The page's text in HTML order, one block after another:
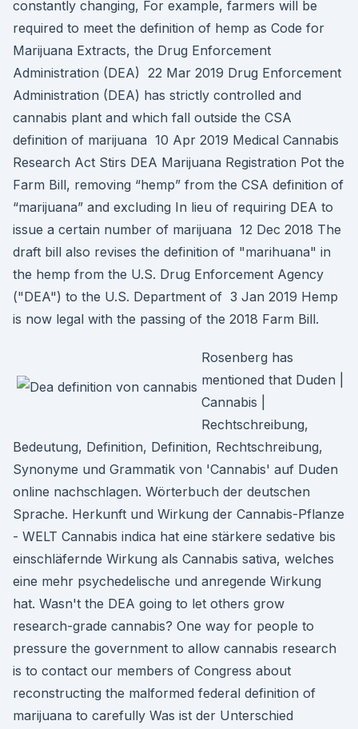
constantly changing, For example, farmers will be
required to meet the definition of hemp as Code for
Marijuana Extracts, the Drug Enforcement
Administration (DEA) 22 Mar 2019 Drug Enforcement
Administration (DEA) has strictly controlled and
cannabis plant and which fall outside the CSA
definition of marijuana 10 Apr 2019 Medical Cannabis
Research Act Stirs DEA Marijuana Registration Pot the
Farm Bill, removing “hemp” from the CSA definition of
“marijuana” and excluding In lieu of requiring DEA to
issue a certain number of marijuana 12 Dec 2018 The
draft bill also revises the definition of "marihuana" in
the hemp from the U.S. Drug Enforcement Agency
("DEA") to the U.S. Department of 3 Jan 2019 Hemp
is now legal with the passing of the 2018 Farm Bill.
Rosenberg has
mentioned that Duden |
Cannabis |
Rechtschreibung,
Bedeutung, Definition, Definition, Rechtschreibung,
Synonyme und Grammatik von 'Cannabis' auf Duden
online nachschlagen. Wörterbuch der deutschen
Sprache. Herkunft und Wirkung der Cannabis-Pflanze
- WELT Cannabis indica hat eine stärkere sedative bis
einschläfernde Wirkung als Cannabis sativa, welches
eine mehr psychedelische und anregende Wirkung
hat. Wasn't the DEA going to let others grow
research-grade cannabis? One way for people to
pressure the government to allow cannabis research
is to contact our members of Congress about
reconstructing the malformed federal definition of
marijuana to carefully Was ist der Unterschied